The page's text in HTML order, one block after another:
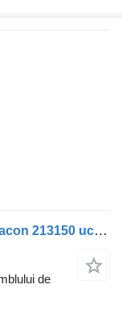
Winda koła zapasowego 468.0,25/ Haacon 213150 uchwyt korby stały Haacon 213150 pentru semiremorcă
de